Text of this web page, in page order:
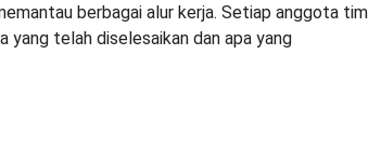
berbagai alur kerja. Setiap anggota tim
yang telah diselesaikan dan apa yang